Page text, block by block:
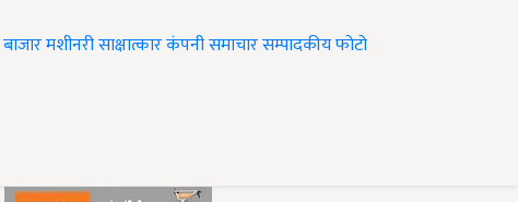
बाजारमशीनरीसाक्षात्कारकंपनी समाचारसम्पादकीयफोटो